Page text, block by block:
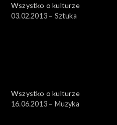
Wszystko o kulturze
03.02.2013 – Sztuka
Wszystko o kulturze
16.06.2013 – Muzyka